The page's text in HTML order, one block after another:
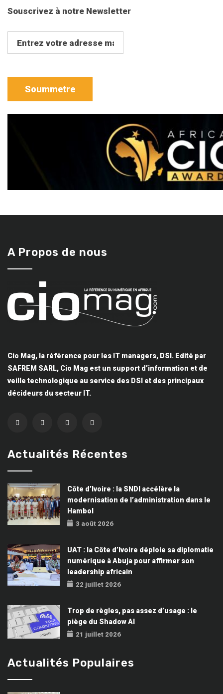
Souscrivez à notre Newsletter
A Propos de nous
Cio Mag, la référence pour les IT managers, DSI. Edité par
SAFREM SARL, Cio Mag est un support d’information et de
veille technologique au service des DSI et des principaux
décideurs du secteur IT.
Actualités Récentes
Côte d’Ivoire : la SNDI accélère la
modernisation de l’administration dans le
Hambol
3 août 2026
UAT : la Côte d’Ivoire déploie sa diplomatie
numérique à Abuja pour affirmer son
leadership africain
22 juillet 2026
Trop de règles, pas assez d’usage : le
piège du Shadow AI
21 juillet 2026
Actualités Populaires